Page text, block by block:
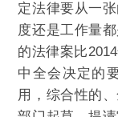
定法律要从一
度还是工作量
的法律案比
中全会决定的
用，综合性的